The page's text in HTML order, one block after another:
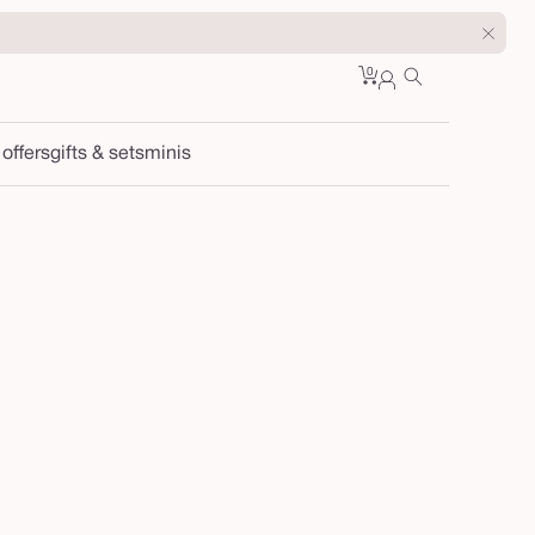
Cart
0 0
in
gifts & setsminis